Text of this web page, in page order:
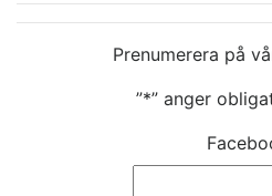
Prenumerera på
”*” anger